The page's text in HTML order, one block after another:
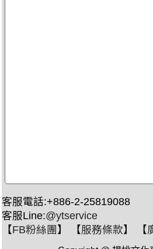
客服電話:+886-2-25819088
客服Line:@ytservice
【FB粉絲團 】 【服務條款】 【